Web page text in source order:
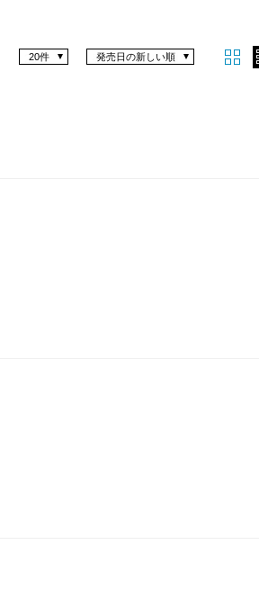
発売日の新しい順
20件